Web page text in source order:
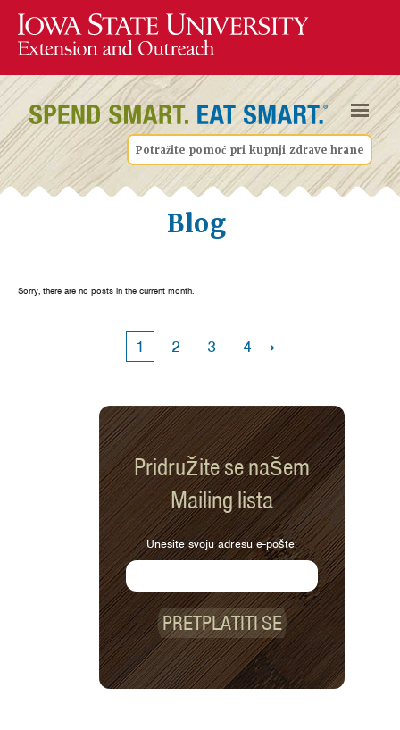
Potražite pomoć pri kupnji zdrave hrane
Blog
Sorry, there are no posts in the current month.
1 2 3 4 ›
Pridružite se našem
Mailing lista
Unesite svoju adresu e-pošte:
PRETPLATITI SE